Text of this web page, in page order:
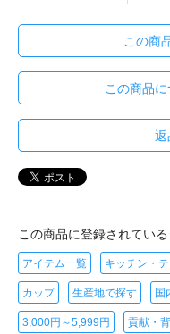
この商
この商品
返
この商品に登録されてい
アイテム一覧 キッチン・
カップ 生産地で探す 国
3,000円～5,999円 貢献・